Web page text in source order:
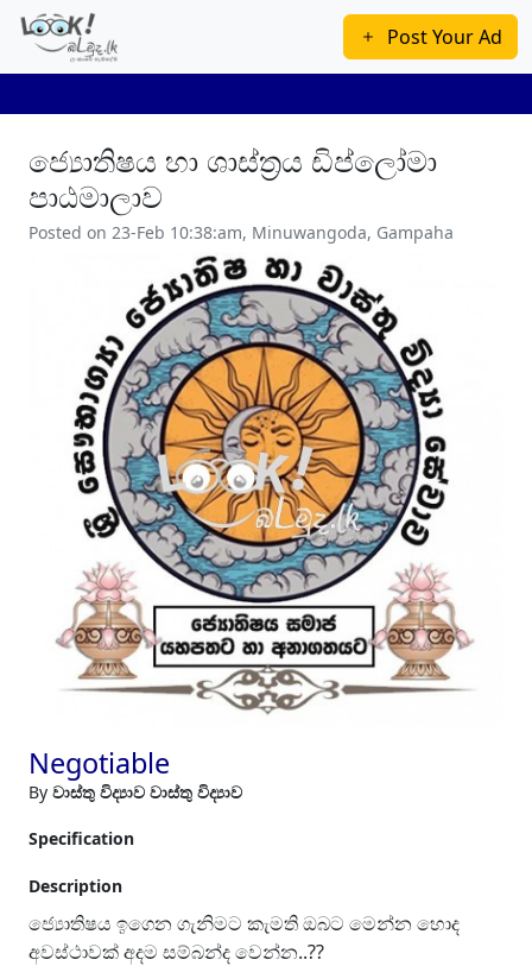
Post Your Ad
ජ්‍යොතිෂය ‍හා ශාස්ත්‍රය ඩිප්ලෝමා
පාඨමාලාව
Posted on 23-Feb 10:38:am, Minuwangoda, Gampaha
Previous
Negotiable
By වාස්තු විද්‍යාව වාස්තු විද්‍යාව
Specification
Description
ජ්‍යොතිෂය ඉගෙන ගැනිමට කැමති ඔබට මෙන්න හොද
අවස්ථාවක් අදම සම්බන්ද වෙන්න..??